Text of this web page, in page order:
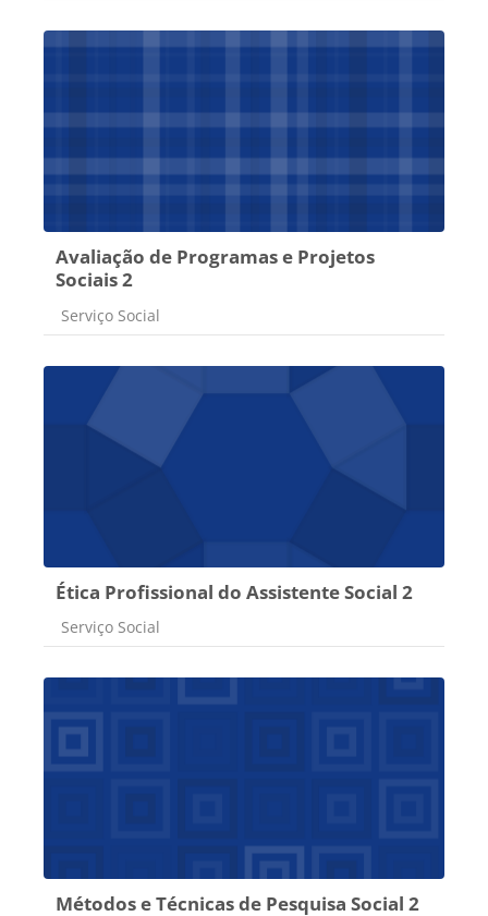
Avaliação de Programas e Projetos
Sociais 2
Categoria do curso
Serviço Social
Ética Profissional do Assistente Social 2
Categoria do curso
Serviço Social
Métodos e Técnicas de Pesquisa Social 2